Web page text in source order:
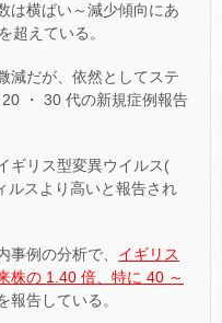
は横ばい～減少傾向にあ
超えている。
減だが、依然としてステ
・ 30 代の新規症例報告
ギリス型変異ウイルス(
ルスより高いと報告され
事例の分析で、 イギリス
株の 1.40 倍、特に 40 ～
報告している。